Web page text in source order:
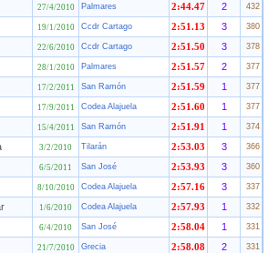
27/4/2010 Palmares 2:44.47 2 432
19/1/2010 Ccdr Cartago 2:51.13 3 380
22/6/2010 Ccdr Cartago 2:51.50 3 378
28/1/2010 Palmares 2:51.57 2 377
17/2/2011 San Ramón 2:51.59 1 377
17/9/2011 Codea Alajuela 2:51.60 1 377
15/4/2011 San Ramón 2:51.91 1 374
3/2/2010 Tilarán 2:53.03 3 366
6/5/2011 San José 2:53.93 3 360
8/10/2010 Codea Alajuela 2:57.16 3 337
1/6/2010 Codea Alajuela 2:57.93 1 332
6/4/2010 San José 2:58.04 1 331
21/7/2010 Grecia 2:58.08 2 331